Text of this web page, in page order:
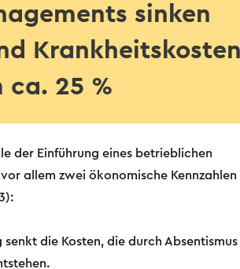
sinken
ca. 25 %
der Einführung eines betrieblichen
allem zwei ökonomische
die Kosten, die durch Absentismus